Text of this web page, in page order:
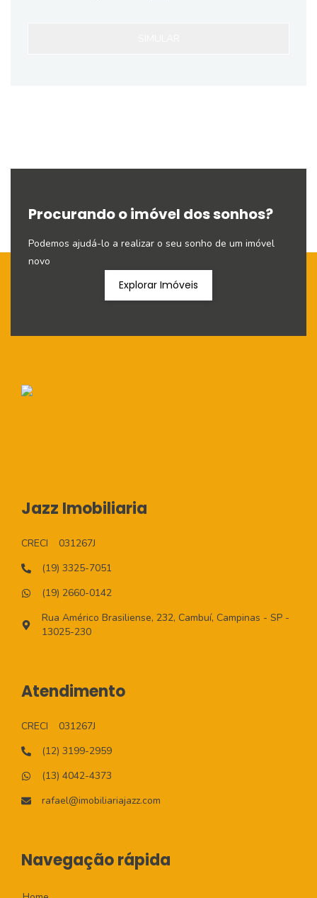
Procurando o imóvel dos sonhos?
Podemos ajudá-lo a realizar o seu sonho de um imóvel
novo
Explorar Imóveis
Jazz Imobiliaria
CRECI
031267J
(19) 3325-7051
(19) 2660-0142
Rua Américo Brasiliense, 232, Cambuí, Campinas - SP -
13025-230
Atendimento
CRECI
031267J
(12) 3199-2959
(13) 4042-4373
rafael@imobiliariajazz.com
Navegação rápida